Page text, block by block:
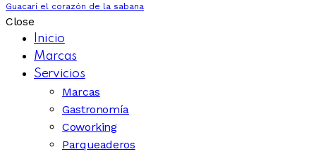
Guacarí el corazón de la sabana
Close
Inicio
Marcas
Servicios
Marcas
Gastronomía
Coworking
Parqueaderos